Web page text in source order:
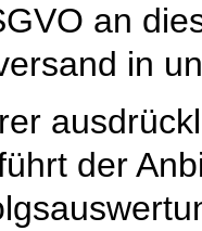
an
in
der